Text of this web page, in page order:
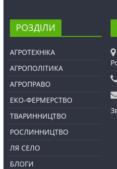
РОЗДІЛИ
АГРОТЕХНІКА
АГРОПОЛІТИКА
АГРОПРАВО
ЕКО-ФЕРМЕРСТВО
ТВАРИННИЦТВО
РОСЛИННИЦТВО
ЛЯ СЕЛО
БЛОГИ